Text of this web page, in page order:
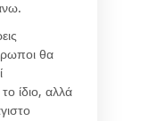
θα
ίδιο, αλλά